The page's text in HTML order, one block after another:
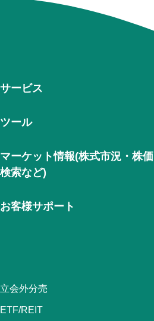
サービス
ツール
マーケット情報(株式市況・株価
検索など)
お客様サポート
立会外分売
ETF/REIT